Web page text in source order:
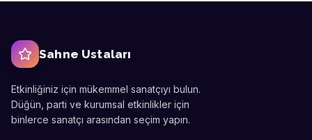
Sahne Ustaları
Etkinliğiniz için mükemmel sanatçıyı bulun.
Düğün, parti ve kurumsal etkinlikler için
binlerce sanatçı arasından seçim yapın.